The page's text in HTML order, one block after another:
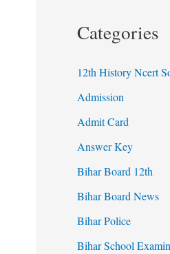
Categories
12th History Ncert
Admission
Admit Card
Answer Key
Bihar Board 12th
Bihar Board News
Bihar Police
Bihar School